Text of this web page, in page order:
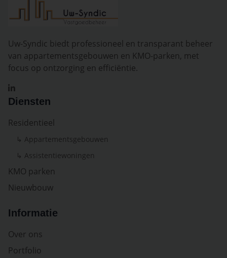
Uw-Syndic biedt professioneel en transparant beheer
van appartementsgebouwen en KMO-parken, met
focus op ontzorging en efficiëntie.
Diensten
Residentieel
↳ Appartementsgebouwen
↳ Assistentiewoningen
KMO parken
Nieuwbouw
Informatie
Over ons
Portfolio